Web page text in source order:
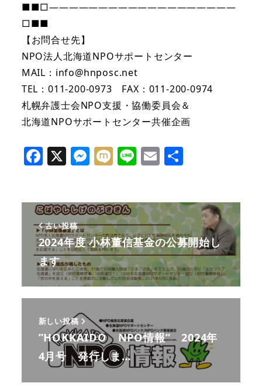
■■□―――――――――――――――――――
□■■
【お問合せ先】
NPO法人北海道NPOサポートセンター
MAIL：info@hnposc.net
TEL：011-200-0973 FAX：011-200-0974
札幌弁護士会NPO支援・協働委員会＆
北海道NPOサポートセンター共催企画
F
e
b
o
o
k
X M
e
n
g
e
r
M Li E
l
共
古い投稿
2024年度 小林董信基金の公募開始し
ます
新しい投稿
”HOKKAIDO NPO情報” 2024年
4月号 発行しま…